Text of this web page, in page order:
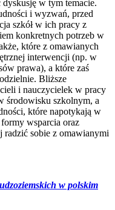
dyskusję w tym temacie.
i wyzwań, przed
szkół w ich pracy z
konkretnych potrzeb w
które z omawianych
interwencji (np. w
prawa), a które zaś
Bliższe
i nauczycielek w pracy
środowisku szkolnym, a
które napotykają w
wsparcia oraz
sobie z omawianymi
w polskim